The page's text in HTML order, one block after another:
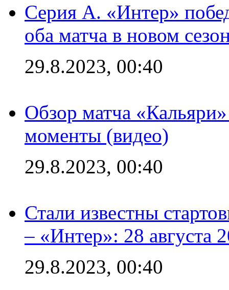
Серия А. «Интер»
оба матча в новом
29.8.2023, 00:40
Обзор матча
моменты (видео)
29.8.2023, 00:40
Стали известны
– «Интер»: 28 августа
29.8.2023, 00:40